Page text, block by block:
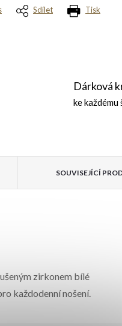
Tisk
Sdílet
Dárková
ke každému
SOUVISEJÍCÍ
zirkonem bílé
každodenní nošení.